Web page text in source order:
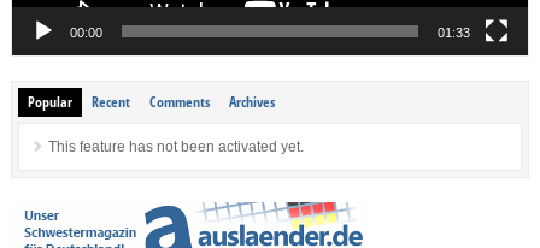
00:00 01:33
Popular Recent Comments Archives
This feature has not been activated yet.